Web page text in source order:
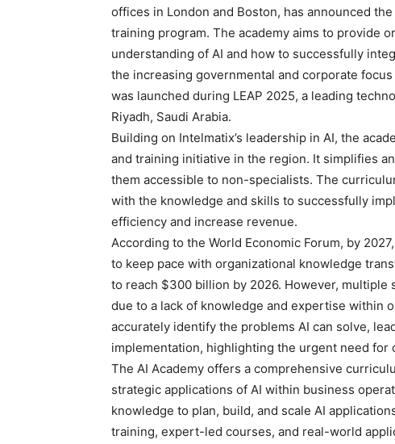
offices in London and Boston, has announced
training program. The academy aims to provide
understanding of AI and how to successfully
the increasing governmental and corporate
was launched during LEAP 2025, a leading
Riyadh, Saudi Arabia.
Building on Intelmatix’s leadership in AI, the
and training initiative in the region. It simplifies
them accessible to non-specialists. The
with the knowledge and skills to successfully
efficiency and increase revenue.
According to the World Economic Forum, by
to keep pace with organizational knowledge
to reach $300 billion by 2026. However,
due to a lack of knowledge and expertise within
accurately identify the problems AI can solve,
implementation, highlighting the urgent need for
The AI Academy offers a comprehensive
strategic applications of AI within business
knowledge to plan, build, and scale AI
training, expert-led courses, and real-world